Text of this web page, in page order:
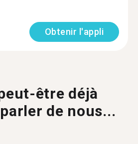
Obtenir l'appli
être déjà
de nous...